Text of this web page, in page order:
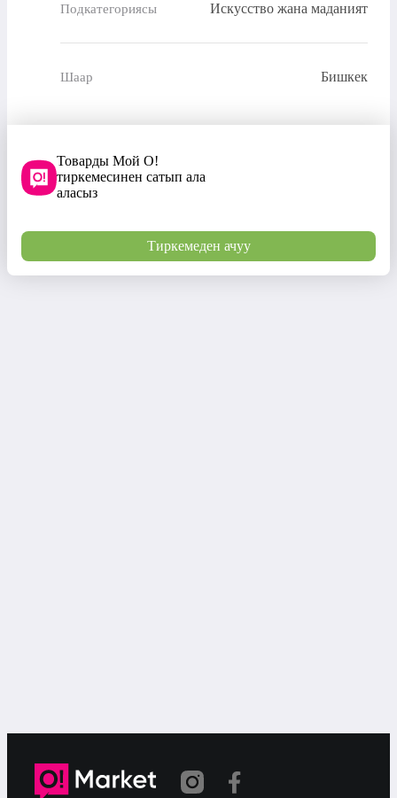
Подкатегориясы Искусство жана маданият
Шаар Бишкек
Товарды Мой О!
тиркемесинен сатып ала
аласыз
Тиркемеден ачуу